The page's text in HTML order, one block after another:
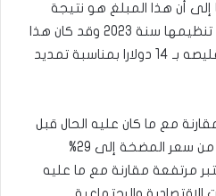
إلى أن هذا المبلغ هو نتيجة
لمناقصة دولية مفتوحة تم تنظيمها سنة 2023 وقد كان هذا
هو العرض الأرخص وقد تم تقليصه بـ 14 دولارا بمناسبة تمديد
مع ما كان عليه الحال قبل
مرتفعة مقارنة مع ما عليه